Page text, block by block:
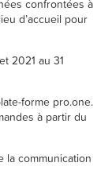
confrontées à
d’accueil pour
2021 au 31
forme pro.one.
à partir du
la communication